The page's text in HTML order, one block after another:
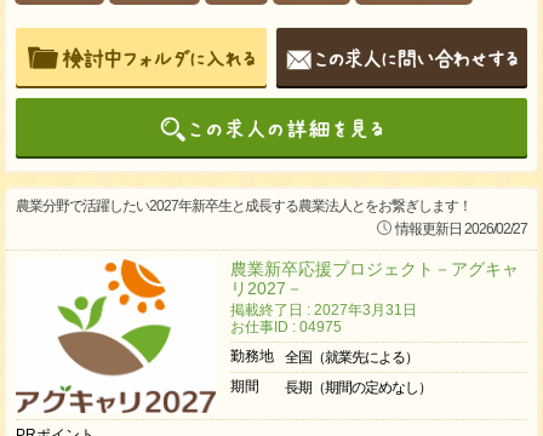
農業分野で活躍したい2027年新卒生と成長する農業法人とをお繋ぎします！
情報更新日 2026/02/27
農業新卒応援プロジェクト－アグキャ
リ2027－
掲載終了日 : 2027年3月31日
お仕事ID : 04975
勤務地
全国（就業先による）
期間
長期（期間の定めなし）